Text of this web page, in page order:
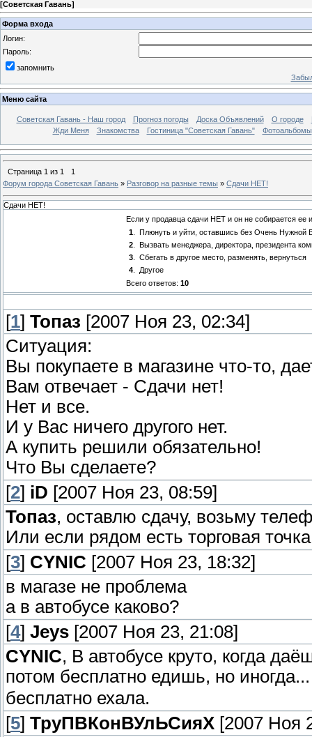
[Советская Гавань]
Форма входа
Логин:
Пароль:
запомнить
Меню сайта
Советская Гавань - Наш город Прогноз погоды Доска Объявлений О городе
Жди Меня
Знакомства Гостиница "Советская Гавань" Фотоальбомы
Страница 1 из 1
1
Форум города Советская Гавань » Разговор на разные темы » Сдачи НЕТ!
Сдачи НЕТ!
Если у продавца сдачи НЕТ и он не собирается ее
1.
Плюнуть и уйти, оставшись без Очень Нужной
2.
Вызвать менеджера, директора, президента
3.
Сбегать в другое место, разменять, вернуться
4.
Другое
Всего ответов: 10
[1] Топаз [2007 Ноя 23, 02:34]
Ситуация:
Вы покупаете в магазине что-то,
Вам отвечает - Сдачи нет!
Нет и все.
И у Вас ничего другого нет.
А купить решили обязательно!
Что Вы сделаете?
[2] iD [2007 Ноя 23, 08:59]
Топаз, оставлю сдачу, возьму
Или если рядом есть торговая
[3] CYNIC [2007 Ноя 23, 18:32]
в магазе не проблема
а в автобусе каково?
[4] Jeys [2007 Ноя 23, 21:08]
CYNIC, В автобусе круто, когда
потом бесплатно едишь, но
бесплатно ехала.
[5] ТруПВКонВУлЬСияХ [2007 Ноя